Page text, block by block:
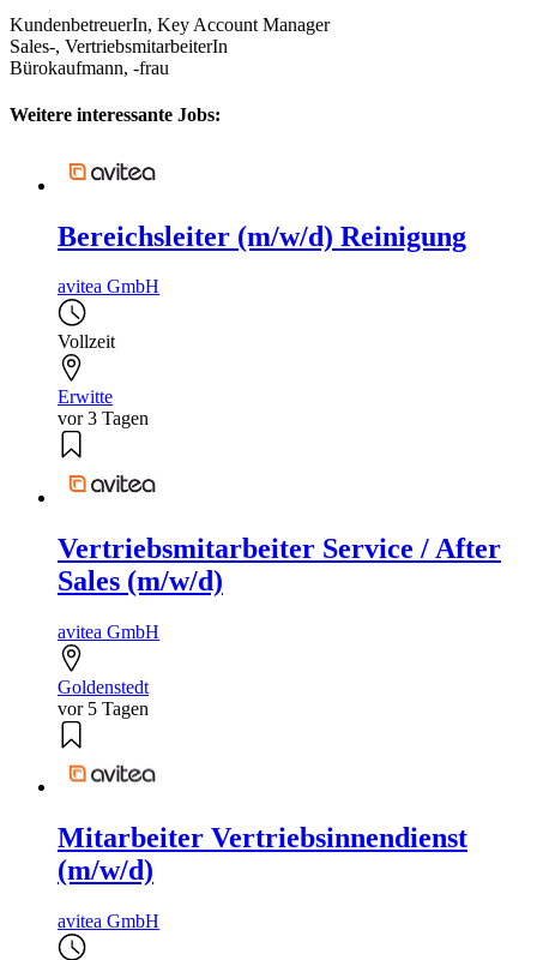
KundenbetreuerIn, Key Account Manager
Sales-, VertriebsmitarbeiterIn
Bürokaufmann, -frau
Weitere interessante Jobs:
Bereichsleiter (m/w/d) Reinigung
avitea GmbH
Vollzeit
Erwitte
vor 3 Tagen
Vertriebsmitarbeiter Service / After
Sales (m/w/d)
avitea GmbH
Goldenstedt
vor 5 Tagen
Mitarbeiter Vertriebsinnendienst
(m/w/d)
avitea GmbH